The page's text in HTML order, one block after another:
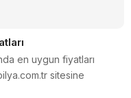
en uygun fiyatları
sitesine